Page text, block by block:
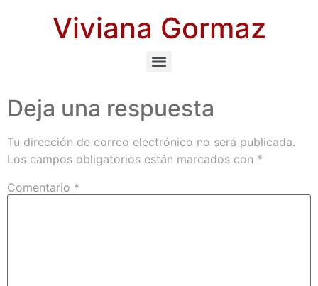
Viviana Gormaz
Deja una respuesta
Tu dirección de correo electrónico no será publicada.
Los campos obligatorios están marcados con *
Comentario *